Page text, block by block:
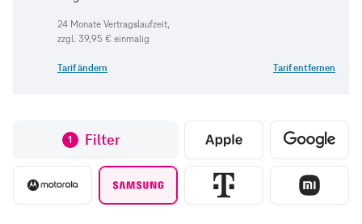
zzgl. 39,95 € einmalig
Tarif ändern Tarif entfernen
1 Filter